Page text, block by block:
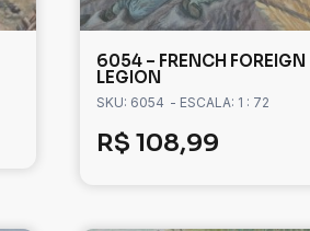
6054 – FRENCH FOREIGN
LEGION
SKU: 6054 - ESCALA: 1 : 72
R$ 108,99